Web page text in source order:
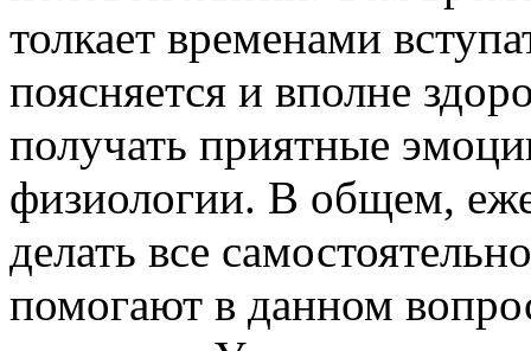
толкает временами
поясняется и вполне
получать приятные
физиологии. В общем,
делать все
помогают в данном